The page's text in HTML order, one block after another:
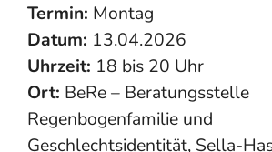
Termin: Montag
Datum: 13.04.2026
Uhrzeit: 18 bis 20 Uhr
Ort: BeRe – Beratungsstelle
Regenbogenfamilie und
Geschlechtsidentität, Sella-